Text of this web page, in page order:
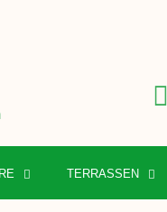
TERRASSEN